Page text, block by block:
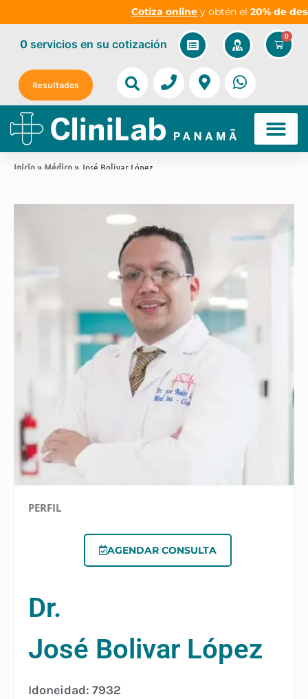
Cotiza onliney obtén el20% de
0
0servicios en su cotización
Resultados
Inicio» Médico» José Bolivar López
PERFIL
AGENDAR CONSULTA
Dr.
José Bolivar López
Idoneidad: 7932